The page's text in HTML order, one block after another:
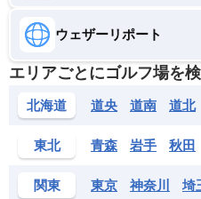
ウェザーリポート
エリアごとにゴルフ場を
北海道 道央 道南 道北
東北 青森 岩手 秋田
関東 東京 神奈川 埼